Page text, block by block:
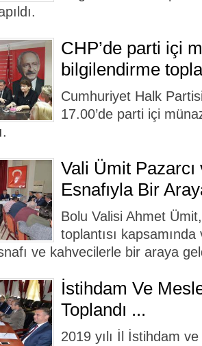
CHP’de parti içi
bilgilendirme
Cumhuriyet Halk
17.00’de parti içi
Vali Ümit
Esnafıyla Bir
Bolu Valisi Ahmet
toplantısı
ve kahvecilerle bir araya
İstihdam Ve
Toplandı ...
2019 yılı İl İstihdam